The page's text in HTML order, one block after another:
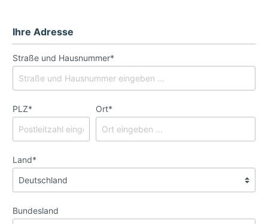
Ihre Adresse
Straße und Hausnummer*
PLZ* Ort*
Land*
Bundesland